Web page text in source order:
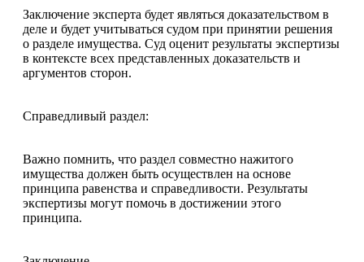
Заключение эксперта будет являться доказательством в
деле и будет учитываться судом при принятии решения
о разделе имущества. Суд оценит результаты экспертизы
в контексте всех представленных доказательств и
аргументов сторон.
Справедливый раздел:
Важно помнить, что раздел совместно нажитого
имущества должен быть осуществлен на основе
принципа равенства и справедливости. Результаты
экспертизы могут помочь в достижении этого
принципа.